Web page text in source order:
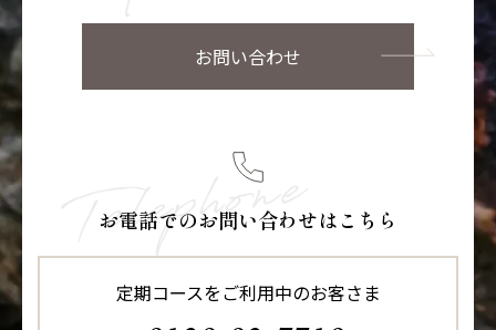
お問い合わせ
お電話でのお問い合わせはこちら
定期コースをご利用中のお客さま